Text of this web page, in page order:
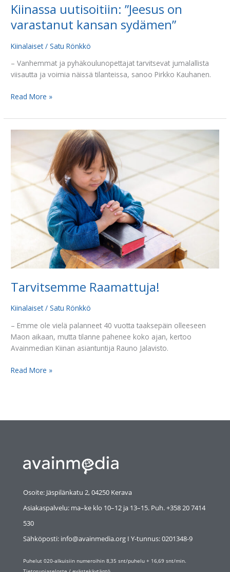
Kiinassa uutisoitiin: ”Jeesus on
varastanut kansan sydämen”
Kiinalaiset/Satu Rönkkö
– Vanhemmat ja pyhäkoulunopettajat tarvitsevat jumalallista
viisautta ja voimia näissä tilanteissa, sanoo Pirkko Kauhanen.
Read More »
Tarvitsemme Raamattuja!
Kiinalaiset/Satu Rönkkö
– Emme ole vielä palanneet 40 vuotta taaksepäin olleeseen
Maon aikaan, mutta tilanne pahenee koko ajan, kertoo
Avainmedian Kiinan asiantuntija Rauno Jalavisto.
Read More »
Osoite: Jäspilänkatu 2, 04250 Kerava
Asiakaspalvelu: ma–ke klo 10–12 ja 13–15. Puh. +358 20 7414
530
Sähköposti: info@avainmedia.org I Y-tunnus:0201348-9
Puhelut 020-alkuisiin numeroihin 8,35 snt/puhelu + 16,69 snt/min.